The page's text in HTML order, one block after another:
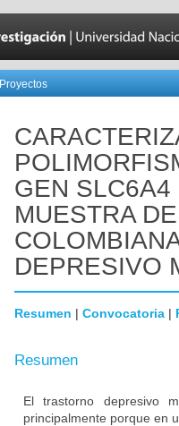
Proyectos
GEN SLC6A4
MUESTRA
DEPRESIVO
Resumen | Convocatoria |
Resumen
El trastorno depresivo
principalmente porque en